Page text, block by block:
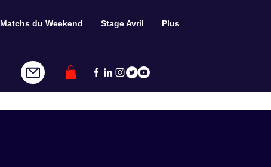
Matchs du Weekend Stage Avril Plus